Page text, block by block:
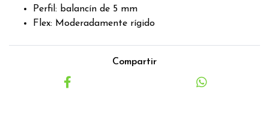
Perfil: balancín de 5 mm
Flex: Moderadamente rígido
Compartir